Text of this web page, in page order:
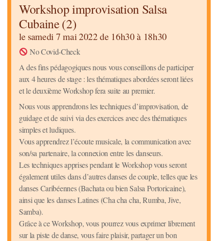
Workshop improvisation Salsa
Cubaine (2)
le samedi 7 mai 2022 de 16h30 à 18h30
No Covid-Check
A des fins pédagogiques nous vous conseillons de participer
aux 4 heures de stage : les thématiques abordées seront liées
et le deuxième Workshop fera suite au premier.
Nous vous apprendrons les techniques d’improvisation, de
guidage et de suivi via des exercices avec des thématiques
simples et ludiques.
Vous apprendrez l’écoute musicale, la communication avec
son/sa partenaire, la connexion entre les danseurs.
Les techniques apprises pendant le Workshop vous seront
également utiles dans d’autres danses de couple, telles que les
danses Caribéennes (Bachata ou bien Salsa Portoricaine),
ainsi que les danses Latines (Cha cha cha, Rumba, Jive,
Samba).
Grâce à ce Workshop, vous pourrez vous exprimer librement
sur la piste de danse, vous faire plaisir, partager un bon